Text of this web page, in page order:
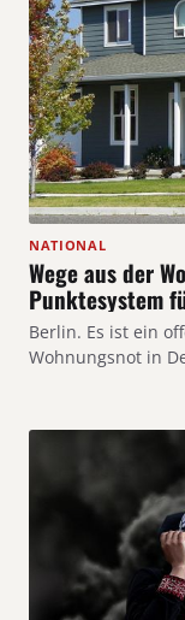
NATIONAL
Wege aus der
Punktesystem
Berlin. Es ist ein
Wohnungsnot in